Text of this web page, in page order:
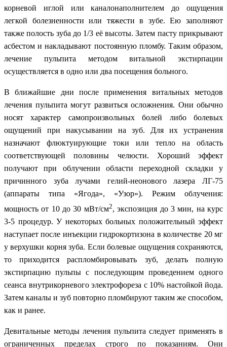
корневой иглой или каналонаполнителем до ощущения
легкой болезненности или тяжести в зубе. Ею заполняют
также полость зуба до 1/3 её высоты. Затем пасту прикрывают
асбестом и накладывают постоянную пломбу. Таким образом,
лечение пульпита методом витальной экстирпации
осуществляется в одно или два посещения больного.
В ближайшие дни после применения витальных методов
лечения пульпита могут развиться осложнения. Они обычно
носят характер самопроизвольных болей либо болевых
ощущений при накусывании на зуб. Для их устранения
назначают флюктуирующие токи или тепло на область
соответствующей половины челюсти. Хороший эффект
получают при облучении области переходной складки у
причинного зуба лучами гелий-неонового лазера ЛГ-75
(аппараты типа «Ягода», «Узор»). Режим облучения:
мощность от 10 до 30 мВт/см2, экспозиция до 3 мин, на курс
3-5 процедур. У некоторых больных положительный эффект
наступает после инъекции гидрокортизона в количестве 20 мг
у верхушки корня зуба. Если болевые ощущения сохраняются,
то приходится распломбировывать зуб, делать полную
экстирпацию пульпы с последующим проведением одного
сеанса внутрикорневого электрофореза с 10% настойкой йода.
Затем каналы и зуб повторно пломбируют таким же способом,
как и ранее.
Девитальные методы лечения пульпита следует применять в
ограниченных пределах строго по показаниям. Они